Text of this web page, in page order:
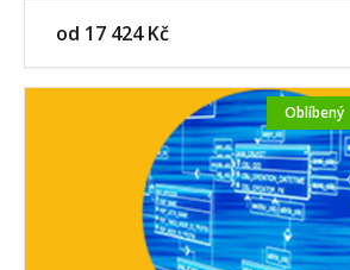
od 17 424 Kč
Oblíbený